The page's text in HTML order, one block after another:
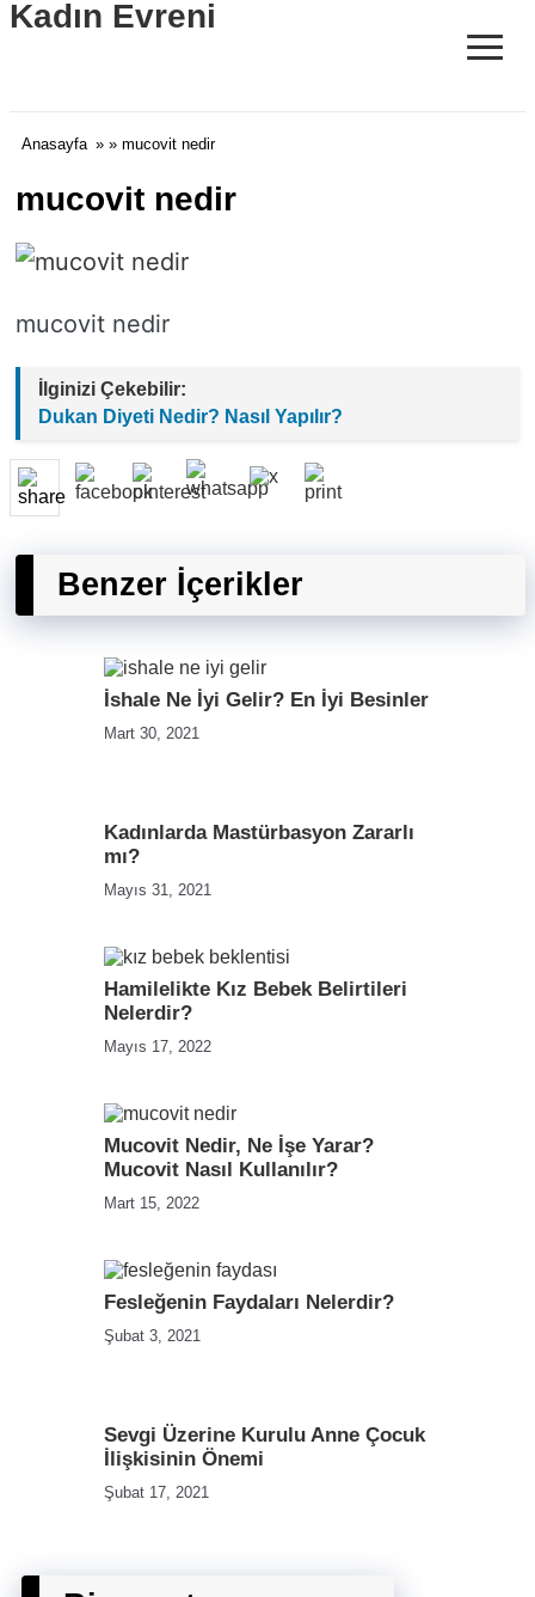
Kadın Evreni ≡
Anasayfa » » mucovit nedir
mucovit nedir
mucovit nedir
İlginizi Çekebilir:
Dukan Diyeti Nedir? Nasıl Yapılır?
Benzer İçerikler
İshale Ne İyi Gelir? En İyi Besinler
Mart 30, 2021
Kadınlarda Mastürbasyon Zararlı
mı?
Mayıs 31, 2021
Hamilelikte Kız Bebek Belirtileri
Nelerdir?
Mayıs 17, 2022
Mucovit Nedir, Ne İşe Yarar?
Mucovit Nasıl Kullanılır?
Mart 15, 2022
Fesleğenin Faydaları Nelerdir?
Şubat 3, 2021
Sevgi Üzerine Kurulu Anne Çocuk
İlişkisinin Önemi
Şubat 17, 2021